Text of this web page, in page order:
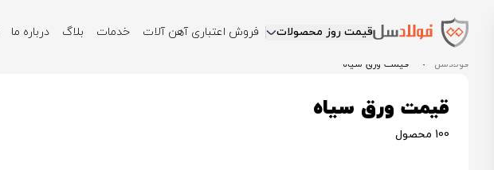
قیمت روز محصولات فروش اعتباری آهن آلات خدمات بلاگ درباره ما
فولادسل قیمت ورق سیاه
قیمت ورق سیاه
100 محصول